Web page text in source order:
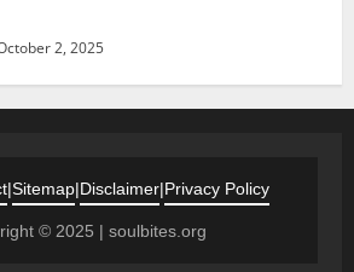
2, 2025
|Sitemap|Disclaimer|Privacy Policy
© 2025 | soulbites.org